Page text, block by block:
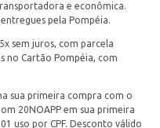
e econômica.
pela Pompéia.
sem juros, com parcela
no Cartão Pompéia, com
sua primeira compra com o
20NOAPP em sua primeira
uso por CPF. Desconto válido